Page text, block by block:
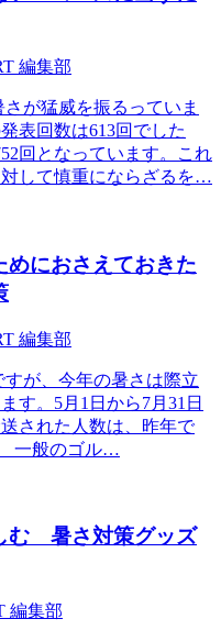
編集部
が猛威を振るっていま
表回数は613回でした
回となっています。これ
して慎重にならざるを…
におさえておきた
編集部
が、今年の暑さは際立
す。5月1日から7月31日
された人数は、昨年で
一般のゴル…
む 暑さ対策グッズ
編集部